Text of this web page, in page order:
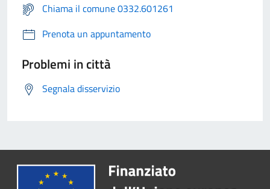
Chiama il comune 0332.601261
Prenota un appuntamento
Problemi in città
Segnala disservizio